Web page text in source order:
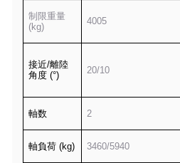
制限重量
(kg)
4005
接近/離陸
角度 (°)
20/10
軸数 2
軸負荷 (kg) 3460/5940